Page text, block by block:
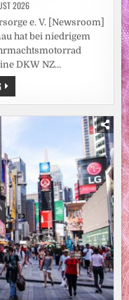
2026
e. V. [Newsroom]
hat bei niedrigem
DKW NZ…
NIEDRIGWASSER
DER
DONAU
GIBT
MOTORRAD
FREI
/
VOLKSBUND
EXHUMIERT
IM
FLUSSBETT
IN
BUDAPEST
ZWEI
TOTE